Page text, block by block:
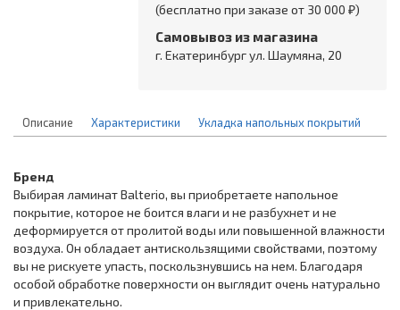
(бесплатно при заказе от 30 000 ₽)
Самовывоз из магазина
г. Екатеринбург ул. Шаумяна, 20
Описание Характеристики Укладка напольных покрытий
Бренд
Выбирая ламинат Balterio, вы приобретаете напольное
покрытие, которое не боится влаги и не разбухнет и не
деформируется от пролитой воды или повышенной влажности
воздуха. Он обладает антискользящими свойствами, поэтому
вы не рискуете упасть, поскользнувшись на нем. Благодаря
особой обработке поверхности он выглядит очень натурально
и привлекательно.